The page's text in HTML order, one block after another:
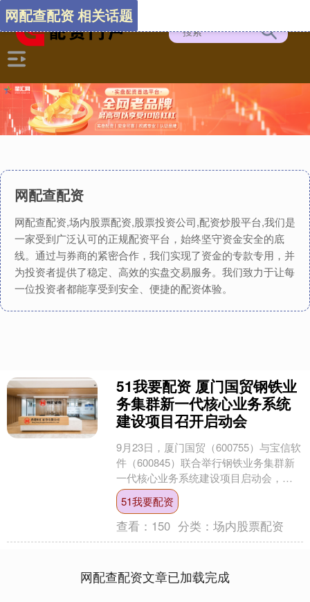
网配查配资
网配查配资,场内股票配资,股票投资公司,配资炒股平台,我们是
一家受到广泛认可的正规配资平台，始终坚守资金安全的底
线。通过与券商的紧密合作，我们实现了资金的专款专用，并
为投资者提供了稳定、高效的实盘交易服务。我们致力于让每
一位投资者都能享受到安全、便捷的配资体验。
网配查配资 相关话题
51我要配资 厦门国贸钢铁业
务集群新一代核心业务系统
建设项目召开启动会
9月23日，厦门国贸（600755）与宝信软
件（600845）联合举行钢铁业务集群新
一代核心业务系统建设项目启动会，携
手开启数字化转型新征程。该项目是厦
门国贸新....
51我要配资
查看： 150 分类：场内股票配资
网配查配资文章已加载完成